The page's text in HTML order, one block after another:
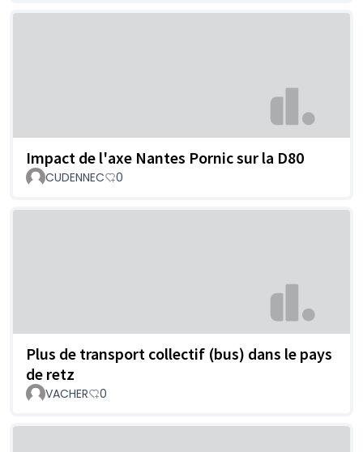
Impact de l'axe Nantes Pornic sur la D80
CUDENNEC 0
Plus de transport collectif (bus) dans le pays
de retz
VACHER 0